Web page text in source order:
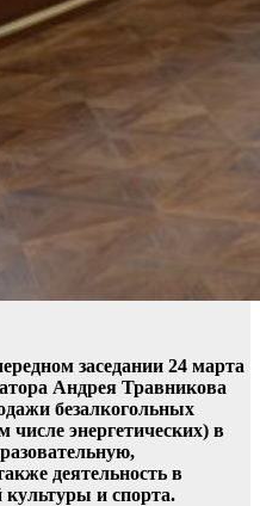
заседании 24 марта
Андрея Травникова
безалкогольных
энергетических) в
деятельность в
культуры и спорта.